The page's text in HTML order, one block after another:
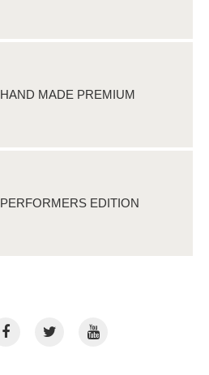
HAND MADE PREMIUM
PERFORMERS EDITION